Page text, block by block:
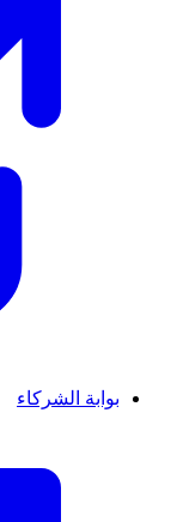
بوابة الشركاء